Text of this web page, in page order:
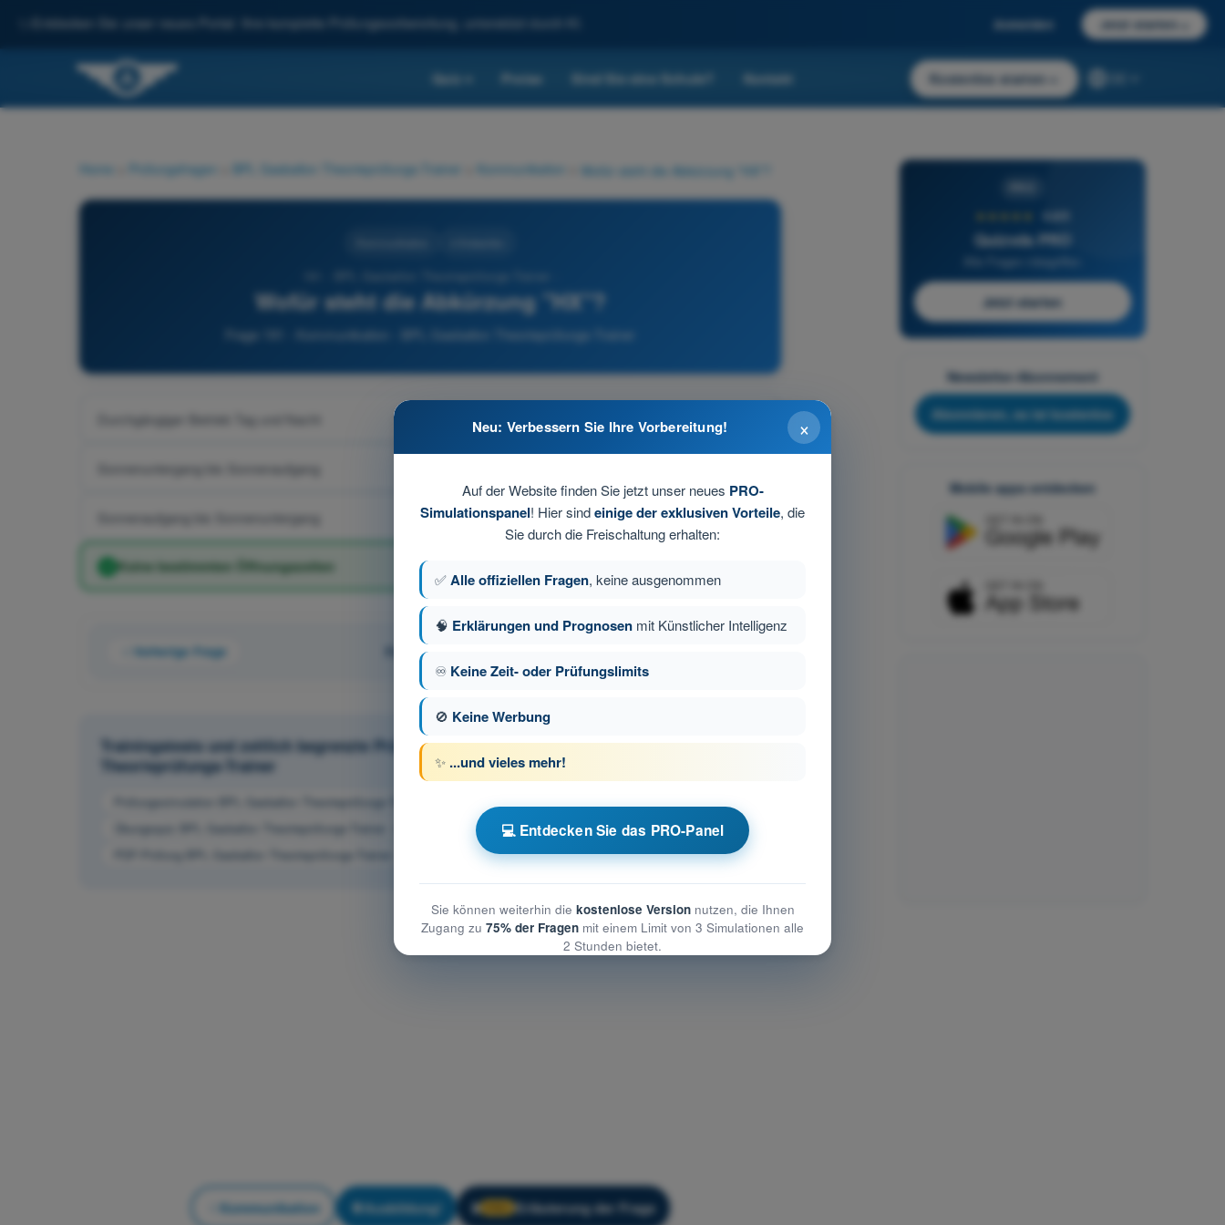
Entdecken Sie unser neues Portal: Ihre komplette Prüfungsvorbereitung, unterstützt durch KI. Anmelden Jetzt starten
Quiz Preise Sind Sie eine Schule? Kontakt Kostenlos starten
Home Prüfungsfragen BPL Gasballon Theorieprüfungs-Trainer Kommunikation Wofür steht die Abkürzung "HX"?
Wofür steht die Abkürzung "HX"?
Frage 191 - Kommunikation - BPL Gasballon Theorieprüfungs-Trainer
Durchgängiger Betrieb Tag und Nacht
Sonnenuntergang bis Sonnenaufgang
Sonnenaufgang bis Sonnenuntergang
Keine bestimmten Öffnungszeiten
Vorherige Frage Frage 8 von 74
Trainingstests und zeitlich begrenzte Prüfungssimulationen BPL Gasballon
Theorieprüfungs-Trainer
Prüfungssimulation BPL Gasballon Theorieprüfungs-Trainer - Kommunikation
Übungsquiz BPL Gasballon Theorieprüfungs-Trainer - Kommunikation
PDF-Prüfung BPL Gasballon Theorieprüfungs-Trainer - Kommunikation
Kommunikation Ausbildung! 🔒 Erläuterung der Frage
4,6/5
Quizvds PRO
Alle Fragen inbegriffen
Jetzt starten
Newsletter-Abonnement
Abonnieren, es ist kostenlos
Mobile apps entdecken
×
Neu: Verbessern Sie Ihre Vorbereitung!
Auf der Website finden Sie jetzt unser neues PRO-
Simulationspanel! Hier sindeinige der exklusiven Vorteile, die
Sie durch die Freischaltung erhalten:
✅Alle offiziellen Fragen, keine ausgenommen
🧠 Erklärungen und Prognosen mit Künstlicher Intelligenz
♾️ Keine Zeit- oder Prüfungslimits
🚫 Keine Werbung
✨ ...und vieles mehr!
💻 Entdecken Sie das PRO-Panel
Sie können weiterhin die kostenlose Versionnutzen, die Ihnen
Zugang zu 75% der Fragen mit einem Limit von 3 Simulationen alle
2 Stunden bietet.